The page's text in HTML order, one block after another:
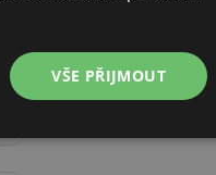
ITALIAN
VŠE PŘIJMOUT